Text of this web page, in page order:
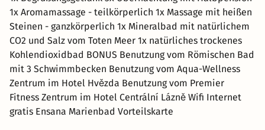
1x Aromamassage - teilkörperlich 1x Massage mit heißen
Steinen - ganzkörperlich 1x Mineralbad mit natürlichem
CO2 und Salz vom Toten Meer 1x natürliches trockenes
Kohlendioxidbad BONUS Benutzung vom Römischen Bad
mit 3 Schwimmbecken Benutzung vom Aqua-Wellness
Zentrum im Hotel Hvězda Benutzung vom Premier
Fitness Zentrum im Hotel Centrální Lázně Wifi Internet
gratis Ensana Marienbad Vorteilskarte